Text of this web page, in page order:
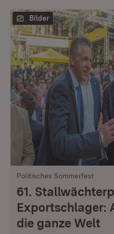
Bilder
Politisches Sommerfest
61.
Exportschlager:
die ganze Welt